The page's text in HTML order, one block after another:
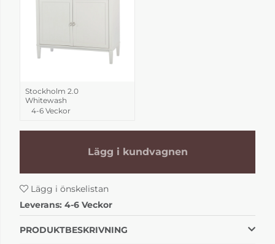
Stockholm 2.0
Whitewash
4-6 Veckor
Lägg i kundvagnen
Lägg i önskelistan
Leverans: 4-6 Veckor
PRODUKTBESKRIVNING